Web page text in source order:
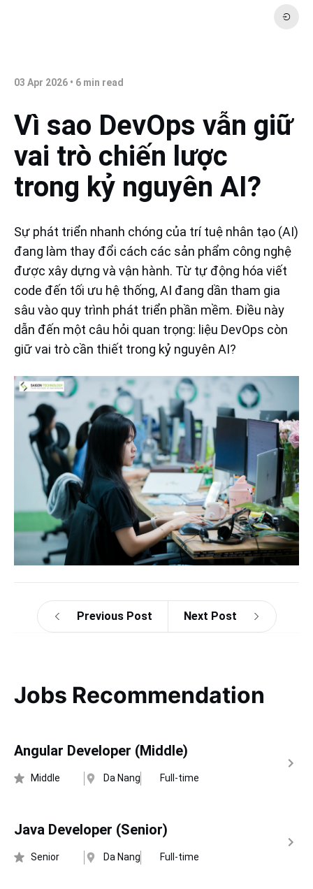
03 Apr 2026 • 6 min read
Vì sao DevOps vẫn giữ
vai trò chiến lược
trong kỷ nguyên AI?
Sự phát triển nhanh chóng của trí tuệ nhân tạo (AI)
đang làm thay đổi cách các sản phẩm công nghệ
được xây dựng và vận hành. Từ tự động hóa viết
code đến tối ưu hệ thống, AI đang dần tham gia
sâu vào quy trình phát triển phần mềm. Điều này
dẫn đến một câu hỏi quan trọng: liệu DevOps còn
giữ vai trò cần thiết trong kỷ nguyên AI?
Previous Post Next Post
Jobs Recommendation
Angular Developer (Middle)
Middle Da Nang Full-time
Java Developer (Senior)
Senior Da Nang Full-time